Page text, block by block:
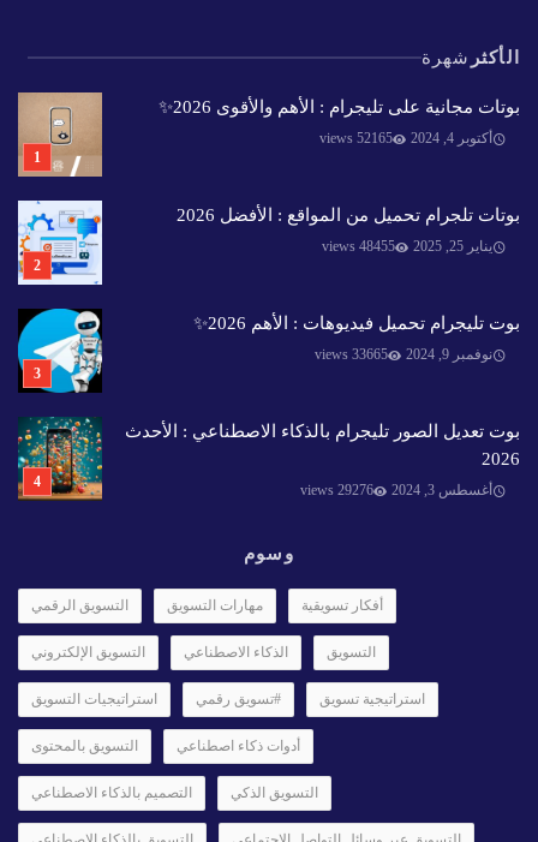
الأكثر شهرة
بوتات مجانية على تليجرام : الأهم والأقوى 2026✨️
أكتوبر 4, 2024 52165 views
بوتات تلجرام تحميل من المواقع : الأفضل 2026
يناير 25, 2025 48455 views
بوت تليجرام تحميل فيديوهات : الأهم 2026✨️
نوفمبر 9, 2024 33665 views
بوت تعديل الصور تليجرام بالذكاء الاصطناعي : الأحدث
2026
أغسطس 3, 2024 29276 views
وسوم
التسويق الرقمي مهارات التسويق أفكار تسويقية
التسويق الإلكتروني الذكاء الاصطناعي التسويق
استراتيجيات التسويق #تسويق رقمي استراتيجية تسويق
التسويق بالمحتوى أدوات ذكاء اصطناعي
التصميم بالذكاء الاصطناعي التسويق الذكي